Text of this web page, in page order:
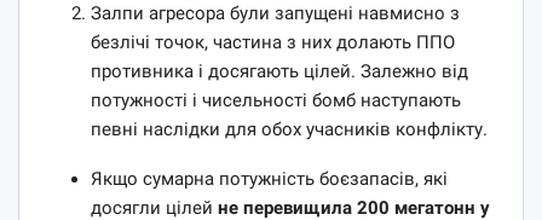
Залпи агресора були запущені навмисно з
безлічі точок, частина з них долають ППО
противника і досягають цілей. Залежно від
потужності і чисельності бомб наступають
певні наслідки для обох учасників конфлікту.
Якщо сумарна потужність боєзапасів, які
досягли цілей не перевищила 200 мегатонн у